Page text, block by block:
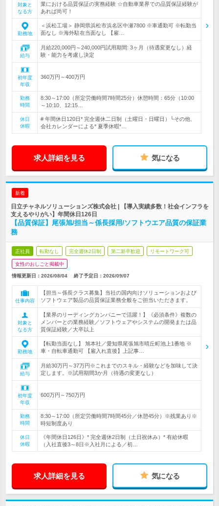
対象と
なる方
業における品質保証の実務経験 ☆自動車業界での品質保証経験が
あれば尚可！
勤務地
＜浜松工場＞ 静岡県浜松市浜名区中瀬7800 ※車通勤可 ※転勤当
面なし ※海外駐在当面なし 【雇…
給与
月給220,000円～240,000円試用期間: 3ヶ月（待遇変更なし）経
験・能力を考慮し決定
初年度
年収
360万円～400万円
勤務
時間
8:30～17:00（所定労働時間7時間25分）休憩時間：65分（10:00
～10:10、12:15…
休日
休暇
# 年間休日120日* 完全週休二日制（土曜日・日曜日）└その他、
会社カレンダーによる* 夏季休暇*…
求人詳細を見る 気になる
新着
日立チャネルソリューションズ株式会社 | 【導入実績多数！社会インフラを
支えるやりがい】年間休日126日
【品質保証】尾張旭/担当～係長採用/ソフトウエア品質の保証業
務
正社員 転勤なし 完全週休2日制 第二新卒歓迎 リモートワーク可
女性のおしごと掲載中
情報更新日：2026/08/04 終了予定日： 2026/09/07
仕事内容
【担当～係長クラス募集】当社の国内向けソリューションおよび
ソフトウェア製品の品質保証業務全般をご担当いただきます。
対象と
なる方
【業界のリーディングカンパニーで活躍！】《必須条件》複数の
メンバーとの業務経験／ソフトウェアやシステムの開発または品
質保証経験／大卒以上
勤務地
【転勤当面なし】 旭本社／愛知県尾張旭市晴丘町池上1番地 ※
車・自転車通勤可 【雇入れ直後】上記事…
給与
月給30万円～37万円※これまでのスキル・経験などを加味して決
定します。※試用期間3か月（待遇の変更なし）
初年度
年収
600万円～750万円
勤務
時間
8:30～17:00（所定労働時間7時間45分／休憩45分）※残業あり※
時短制度あり
休日
休暇
《年間休日126日》* 完全週休2日制（土日祝休み）* 有給休暇
（入社直後3～8日※入社月による／初…
求人詳細を見る 気になる